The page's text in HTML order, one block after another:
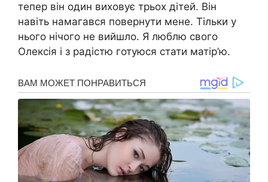
тепер він один виховує трьох дітей. Він
навіть намагався повернути мене. Тільки у
нього нічого не вийшло. Я люблю свого
Олексія і з радістю готуюся стати матір’ю.